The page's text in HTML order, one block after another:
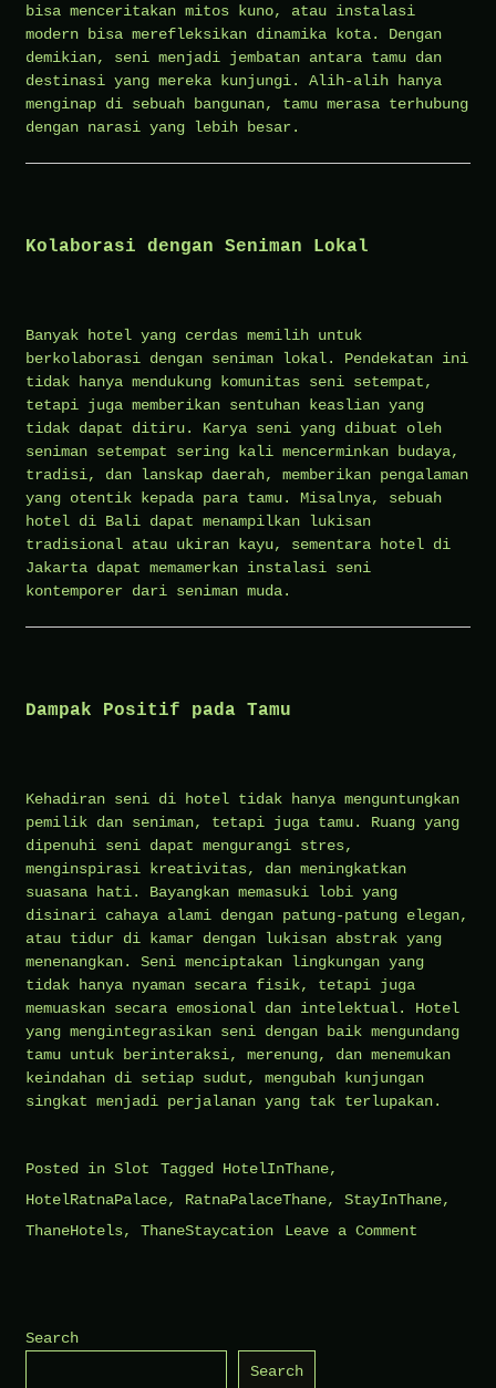
bisa menceritakan mitos kuno, atau instalasi
modern bisa merefleksikan dinamika kota. Dengan
demikian, seni menjadi jembatan antara tamu dan
destinasi yang mereka kunjungi. Alih-alih hanya
menginap di sebuah bangunan, tamu merasa terhubung
dengan narasi yang lebih besar.
Kolaborasi dengan Seniman Lokal
Banyak hotel yang cerdas memilih untuk
berkolaborasi dengan seniman lokal. Pendekatan ini
tidak hanya mendukung komunitas seni setempat,
tetapi juga memberikan sentuhan keaslian yang
tidak dapat ditiru. Karya seni yang dibuat oleh
seniman setempat sering kali mencerminkan budaya,
tradisi, dan lanskap daerah, memberikan pengalaman
yang otentik kepada para tamu. Misalnya, sebuah
hotel di Bali dapat menampilkan lukisan
tradisional atau ukiran kayu, sementara hotel di
Jakarta dapat memamerkan instalasi seni
kontemporer dari seniman muda.
Dampak Positif pada Tamu
Kehadiran seni di hotel tidak hanya menguntungkan
pemilik dan seniman, tetapi juga tamu. Ruang yang
dipenuhi seni dapat mengurangi stres,
menginspirasi kreativitas, dan meningkatkan
suasana hati. Bayangkan memasuki lobi yang
disinari cahaya alami dengan patung-patung elegan,
atau tidur di kamar dengan lukisan abstrak yang
menenangkan. Seni menciptakan lingkungan yang
tidak hanya nyaman secara fisik, tetapi juga
memuaskan secara emosional dan intelektual. Hotel
yang mengintegrasikan seni dengan baik mengundang
tamu untuk berinteraksi, merenung, dan menemukan
keindahan di setiap sudut, mengubah kunjungan
singkat menjadi perjalanan yang tak terlupakan.
Posted in Slot Tagged HotelInThane,
HotelRatnaPalace, RatnaPalaceThane, StayInThane,
ThaneHotels, ThaneStaycation Leave a Comment
Search
Search